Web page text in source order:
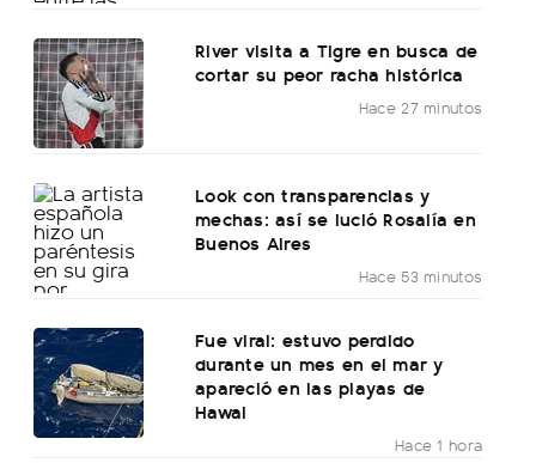
River visita a Tigre en busca de
cortar su peor racha histórica
Hace 27 minutos
Look con transparencias y
mechas: así se lució Rosalía en
Buenos Aires
Hace 53 minutos
Fue viral: estuvo perdido
durante un mes en el mar y
apareció en las playas de
Hawai
Hace 1 hora